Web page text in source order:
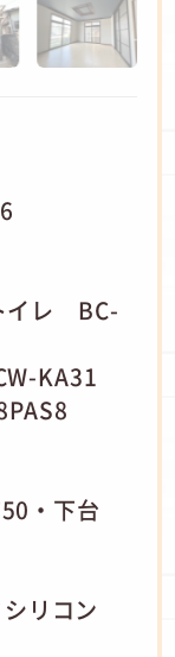
レ BC-
KA31
・下台
リコン